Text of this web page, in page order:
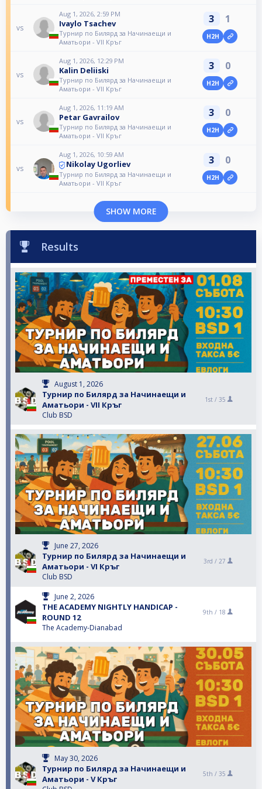
vs
Aug 1, 2026, 2:59 PM
Ivaylo Tsachev
Турнир по Билярд за Начинаещи и
Аматьори - VII Кръг
3 1
H2H
vs
Aug 1, 2026, 12:29 PM
Kalin Deliiski
Турнир по Билярд за Начинаещи и
Аматьори - VII Кръг
3 0
H2H
vs
Aug 1, 2026, 11:19 AM
Petar Gavrailov
Турнир по Билярд за Начинаещи и
Аматьори - VII Кръг
3 0
H2H
vs
Aug 1, 2026, 10:59 AM
Nikolay Ugorliev
Турнир по Билярд за Начинаещи и
Аматьори - VII Кръг
3 0
H2H
SHOW MORE
Results
August 1, 2026
Турнир по Билярд за Начинаещи и
Аматьори - VII Кръг
Club BSD
1st / 35
June 27, 2026
Турнир по Билярд за Начинаещи и
Аматьори - VI Кръг
Club BSD
3rd / 27
June 2, 2026
THE ACADEMY NIGHTLY HANDICAP -
ROUND 12
The Academy-Dianabad
9th / 18
May 30, 2026
Турнир по Билярд за Начинаещи и
Аматьори - V Кръг
5th / 35